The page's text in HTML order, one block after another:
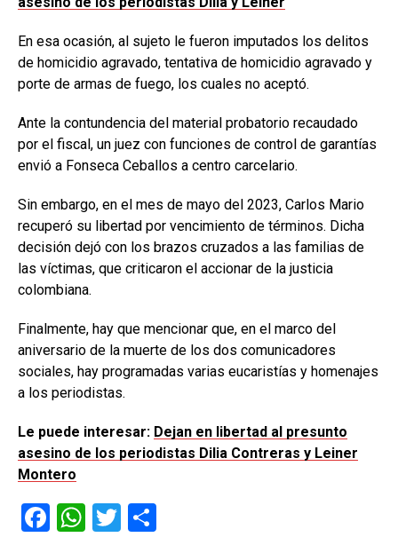
En esa ocasión, al sujeto le fueron imputados los delitos
de homicidio agravado, tentativa de homicidio agravado y
porte de armas de fuego, los cuales no aceptó.
Ante la contundencia del material probatorio recaudado
por el fiscal, un juez con funciones de control de garantías
envió a Fonseca Ceballos a centro carcelario.
Sin embargo, en el mes de mayo del 2023, Carlos Mario
recuperó su libertad por vencimiento de términos. Dicha
decisión dejó con los brazos cruzados a las familias de
las víctimas, que criticaron el accionar de la justicia
colombiana.
Finalmente, hay que mencionar que, en el marco del
aniversario de la muerte de los dos comunicadores
sociales, hay programadas varias eucaristías y homenajes
a los periodistas.
Le puede interesar: Dejan en libertad al presunto
asesino de los periodistas Dilia Contreras y Leiner
Montero
F
W T